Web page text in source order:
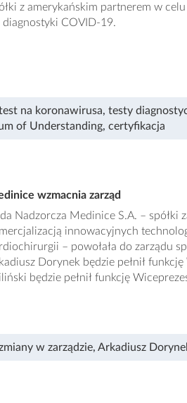
z amerykańskim partnerem w
diagnostyki COVID-19.
na koronawirusa, testy
of Understanding, certyfikacja
wzmacnia zarząd
Nadzorcza Medinice S.A. –
innowacyjnych
– powołała do zarządu
Dorynek będzie pełnił
będzie pełnił funkcję
w zarządzie, Arkadiusz